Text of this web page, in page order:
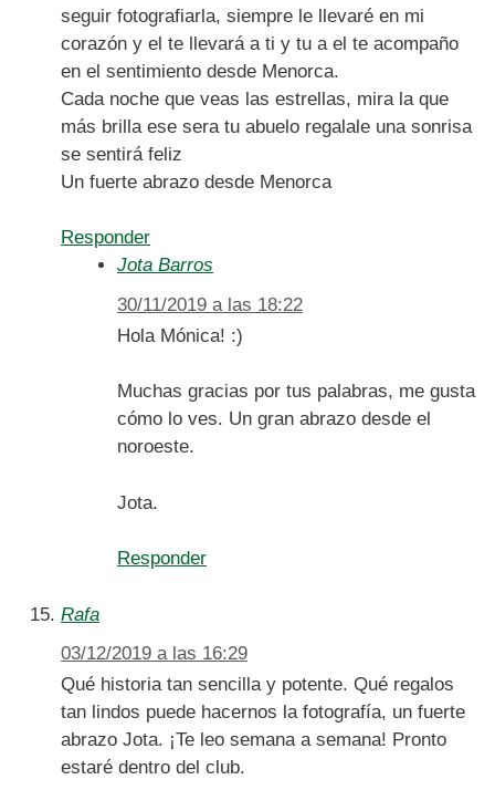
seguir fotografiarla, siempre le llevaré en mi
corazón y el te llevará a ti y tu a el te acompaño
en el sentimiento desde Menorca.
Cada noche que veas las estrellas, mira la que
más brilla ese sera tu abuelo regalale una sonrisa
se sentirá feliz
Un fuerte abrazo desde Menorca
Responder
Jota Barros
30/11/2019 a las 18:22
Hola Mónica! :)
Muchas gracias por tus palabras, me gusta
cómo lo ves. Un gran abrazo desde el
noroeste.
Jota.
Responder
Rafa
03/12/2019 a las 16:29
Qué historia tan sencilla y potente. Qué regalos
tan lindos puede hacernos la fotografía, un fuerte
abrazo Jota. ¡Te leo semana a semana! Pronto
estaré dentro del club.